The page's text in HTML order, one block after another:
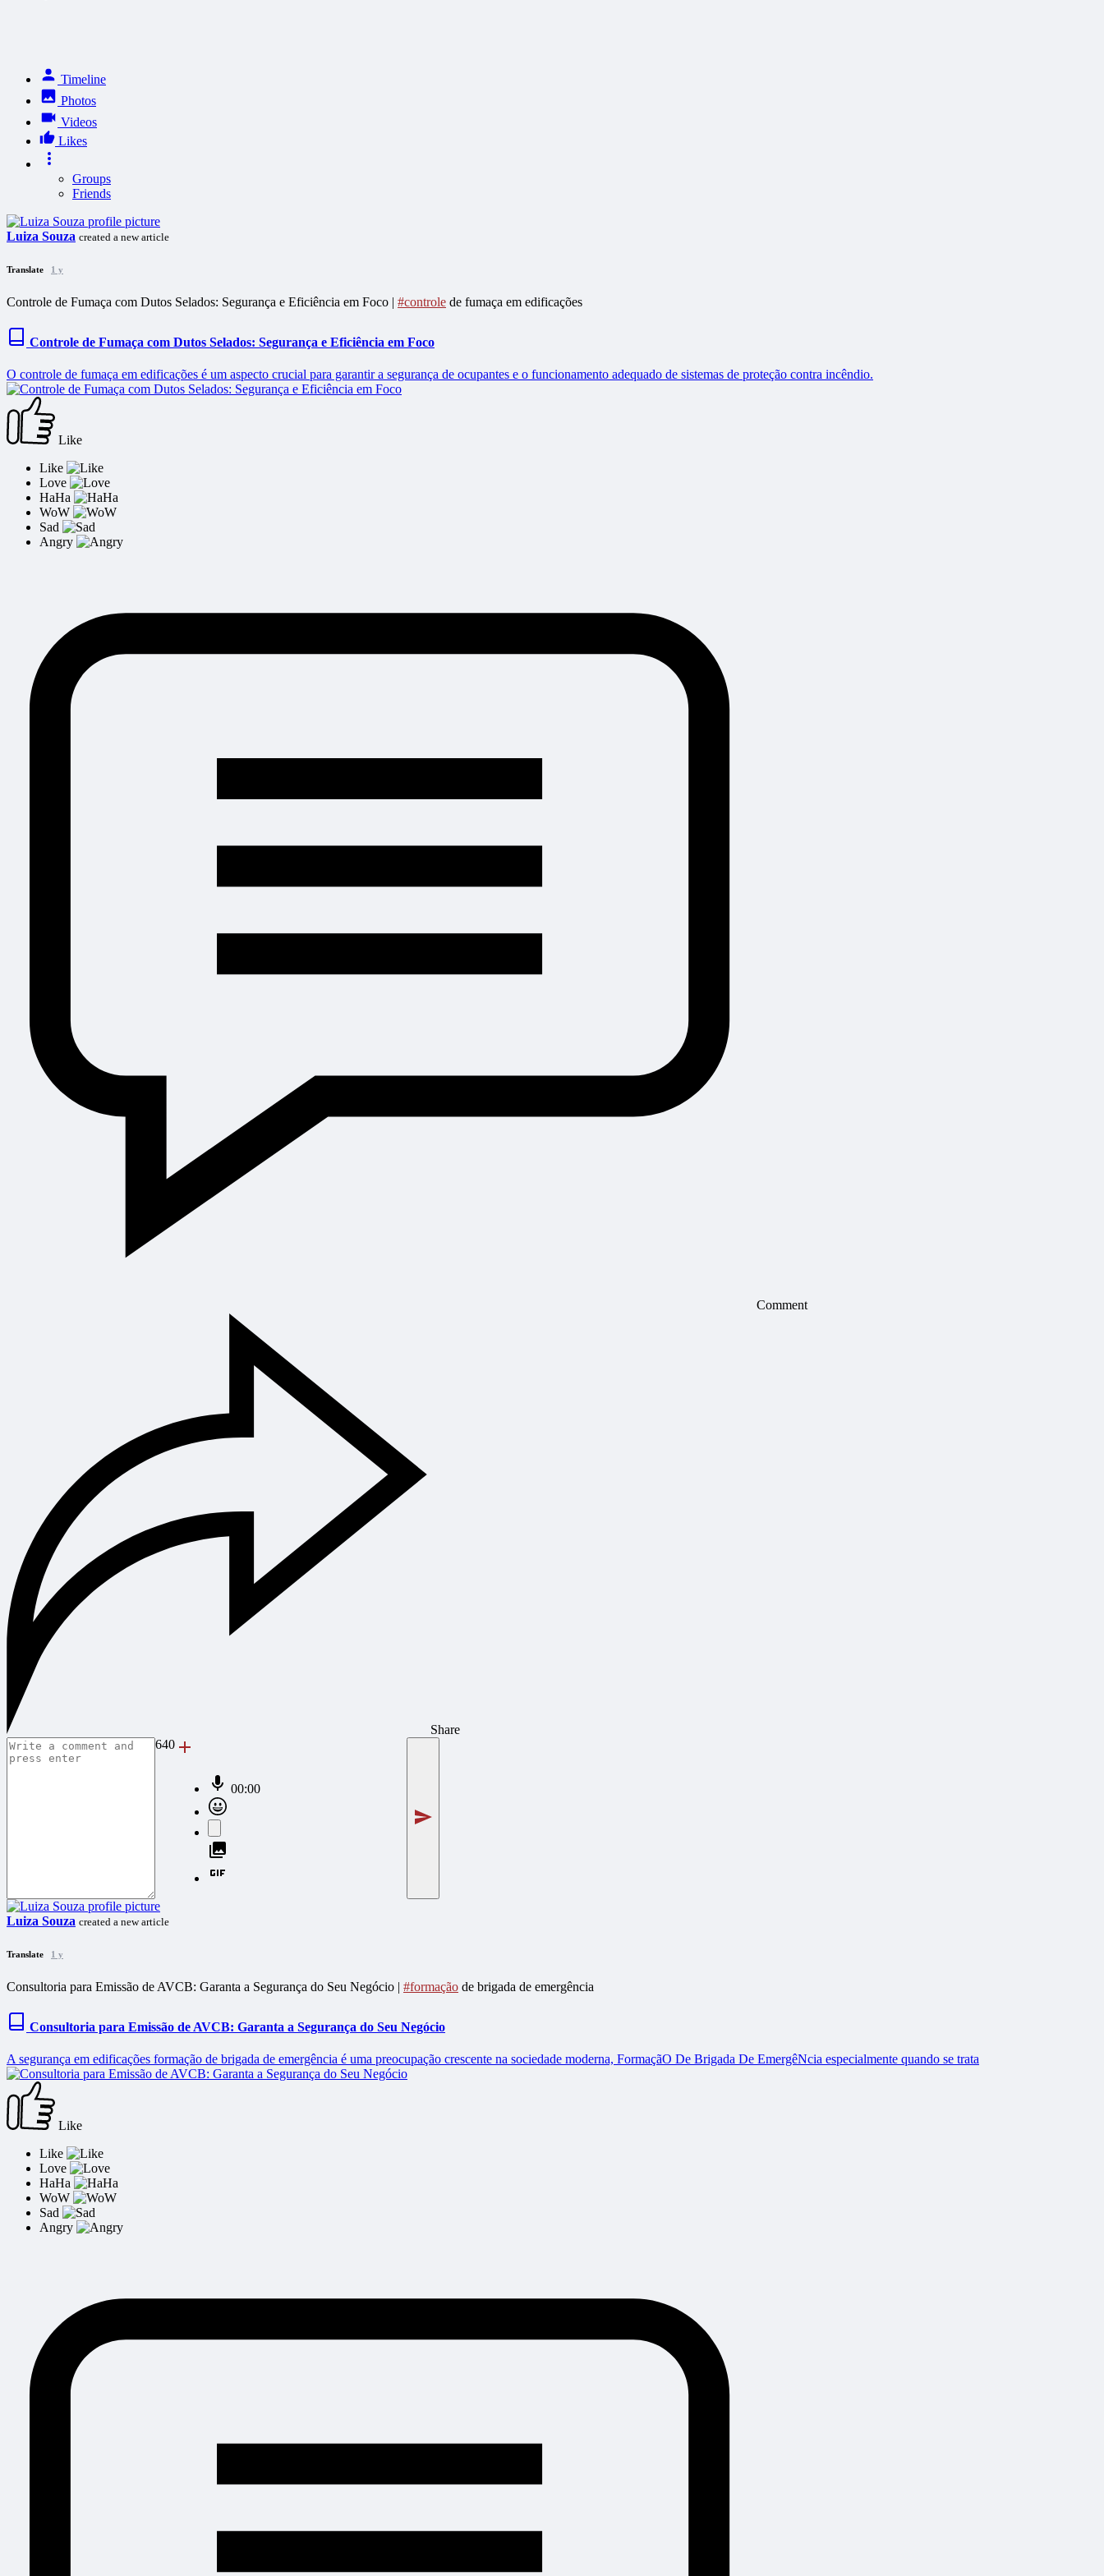
Timeline
Photos
Videos
Likes
Groups
Friends
Luiza Souza created a new article
Translate 1 y
Controle de Fumaça com Dutos Selados: Segurança e Eficiência em Foco | #controle de fumaça em edificações
Controle de Fumaça com Dutos Selados: Segurança e Eficiência em Foco
O controle de fumaça em edificações é um aspecto crucial para garantir a segurança de ocupantes e o funcionamento adequado de sistemas de proteção contra incêndio.
Like
Comment
Share
640
00:00
Luiza Souza created a new article
Translate 1 y
Consultoria para Emissão de AVCB: Garanta a Segurança do Seu Negócio | #formação de brigada de emergência
Consultoria para Emissão de AVCB: Garanta a Segurança do Seu Negócio
A segurança em edificações formação de brigada de emergência é uma preocupação crescente na sociedade moderna, FormaçãO De Brigada De EmergêNcia especialmente quando se trata
Like